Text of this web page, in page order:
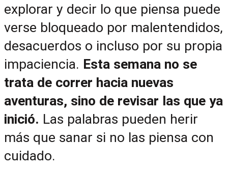
explorar y decir lo que piensa puede
verse bloqueado por malentendidos,
desacuerdos o incluso por su propia
impaciencia. Esta semana no se
trata de correr hacia nuevas
aventuras, sino de revisar las que ya
inició. Las palabras pueden herir
más que sanar si no las piensa con
cuidado.